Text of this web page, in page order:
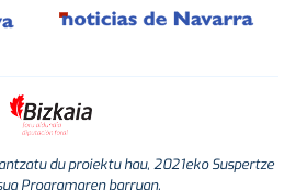
du proiektu hau, 2021eko Suspertze
Programaren barruan.